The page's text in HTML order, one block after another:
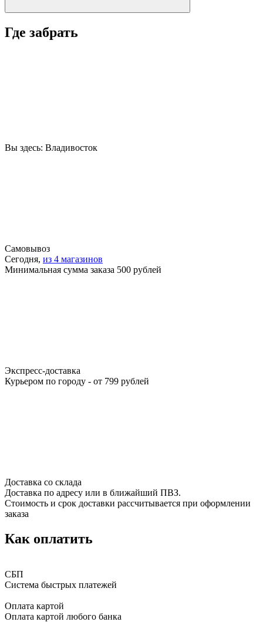
Где забрать
Вы здесь: Владивосток
Самовывоз
Сегодня, из 4 магазинов
Минимальная сумма заказа 500 рублей
Экспресс-доставка
Курьером по городу - от 799 рублей
Доставка со склада
Доставка по адресу или в ближайший ПВЗ.
Стоимость и срок доставки рассчитывается при оформлении
заказа
Как оплатить
СБП
Система быстрых платежей
Оплата картой
Оплата картой любого банка